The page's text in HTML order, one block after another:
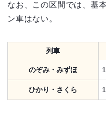
なお、この区間では、基
ン車はない。
列車
のぞみ・みずほ
ひかり・さくら